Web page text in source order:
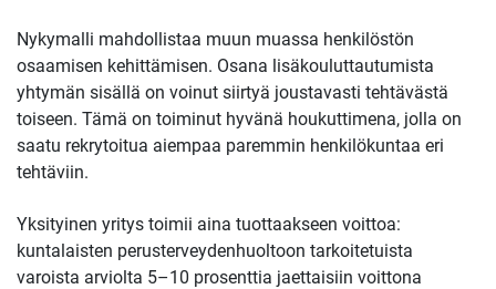
Nykymalli mahdollistaa muun muassa henkilöstön
osaamisen kehittämisen. Osana lisäkouluttautumista
yhtymän sisällä on voinut siirtyä joustavasti tehtävästä
toiseen. Tämä on toiminut hyvänä houkuttimena, jolla on
saatu rekrytoitua aiempaa paremmin henkilökuntaa eri
tehtäviin.
Yksityinen yritys toimii aina tuottaakseen voittoa:
kuntalaisten perusterveydenhuoltoon tarkoitetuista
varoista arviolta 5–10 prosenttia jaettaisiin voittona